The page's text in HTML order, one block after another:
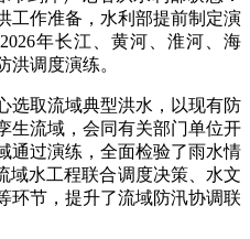
工作准备，水利部提前制定演
年长江、黄河、淮河、海
洪调度演练。
取流域典型洪水，以现有防
生流域，会同有关部门单位开
通过演练，全面检验了雨水情
域水工程联合调度决策、水文
环节，提升了流域防汛协调联